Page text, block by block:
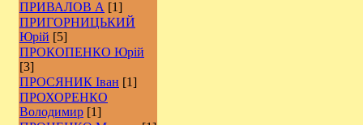
ПРИВАЛОВ А [1]
ПРИГОРНИЦЬКИЙ
Юрій [5]
ПРОКОПЕНКО Юрій
[3]
ПРОСЯНИК Іван [1]
ПРОХОРЕНКО
Володимир [1]